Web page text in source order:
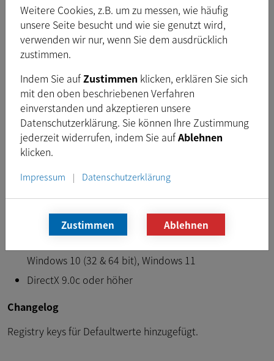
Version:
1.1.8
Freigegeben:
Okt. 2017
Typ:
ZIP
Download
Voraussetzungen
Intel Core i3 oder ähnlich, 4 GB RAM
USB 3.0 Controller
Grafikkarte mit 24 oder 32 Bit
Windows 7 (32 & 64 bit), Windows 8 (32 & 64 bit),
Windows 10 (32 & 64 bit), Windows 11
DirectX 9.0c oder höher
Changelog
Registry keys für Defaultwerte hinzugefügt.
Weitere Cookies, z.B. um zu messen, wie häufig
unsere Seite besucht und wie sie genutzt wird,
verwenden wir nur, wenn Sie dem ausdrücklich
zustimmen.
Indem Sie aufZustimmen klicken, erklären Sie sich
mit den oben beschriebenen Verfahren
einverstanden und akzeptieren unsere
Datenschutzerklärung. Sie können Ihre Zustimmung
jederzeit widerrufen, indem Sie aufAblehnen
klicken.
Impressum | Datenschutzerklärung
Zustimmen Ablehnen